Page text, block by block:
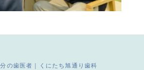
の歯医者｜くにたち旭通り歯科